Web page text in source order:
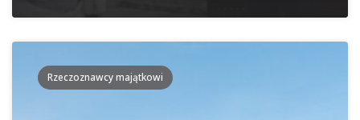
Rzeczoznawcy majątkowi